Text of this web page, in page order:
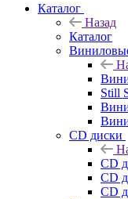
Каталог
Назад
Каталог
Still
CD диски
CD
CD
CD